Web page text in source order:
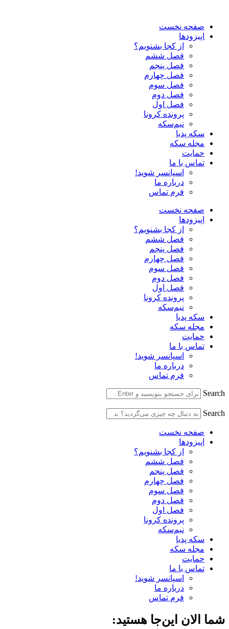
صفحه نخست
اپیزودها
از کجا بشنویم؟
فصل ششم
فصل پنجم
فصل چهارم
فصل سوم
فصل دوم
فصل اول
پرونده کرونا
نیم‌سکه
سکه پدیا
مجله سکه
حمایت
تماس با ما
اسپانسر شوید!
درباره ما
فرم تماس
صفحه نخست
اپیزودها
از کجا بشنویم؟
فصل ششم
فصل پنجم
فصل چهارم
فصل سوم
فصل دوم
فصل اول
پرونده کرونا
نیم‌سکه
سکه پدیا
مجله سکه
حمایت
تماس با ما
اسپانسر شوید!
درباره ما
فرم تماس
Search
Search
صفحه نخست
اپیزودها
از کجا بشنویم؟
فصل ششم
فصل پنجم
فصل چهارم
فصل سوم
فصل دوم
فصل اول
پرونده کرونا
نیم‌سکه
سکه پدیا
مجله سکه
حمایت
تماس با ما
اسپانسر شوید!
درباره ما
فرم تماس
شما الان این‌جا هستید: